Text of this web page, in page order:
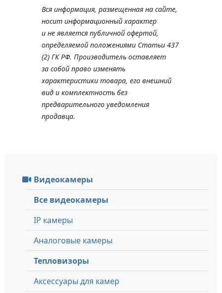
Вся информация, размещенная на сайте,
носит информационный характер
и не является публичной офертой,
определяемой положениями Статьи 437
(2) ГК РФ. Производитель оставляет
за собой право изменять
характеристики товара, его внешний
вид и комплектность без
предварительного уведомления
продавца.
Видеокамеры
Все видеокамеры
IP камеры
Аналоговые камеры
Тепловизоры
Аксессуары для камер